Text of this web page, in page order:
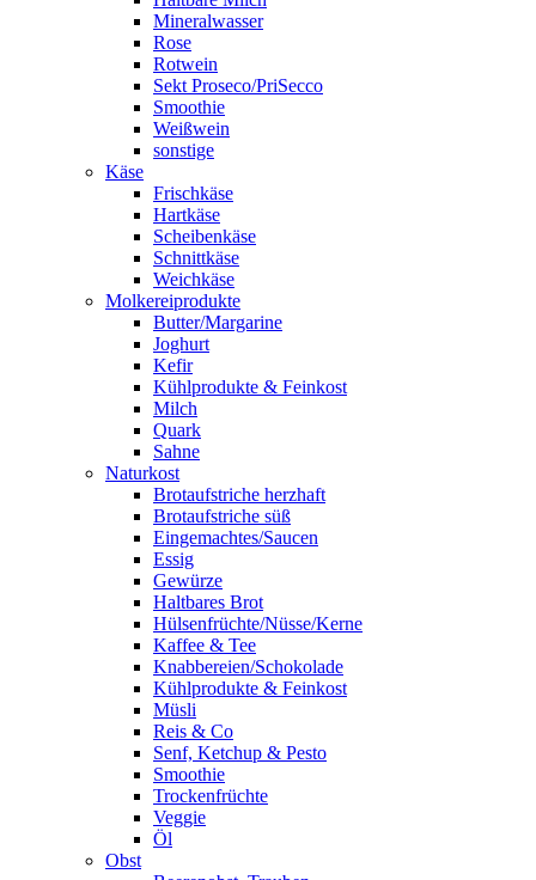
Mineralwasser
Rose
Rotwein
Sekt Proseco/PriSecco
Smoothie
Weißwein
sonstige
Käse
Frischkäse
Hartkäse
Scheibenkäse
Schnittkäse
Weichkäse
Molkereiprodukte
Butter/Margarine
Joghurt
Kefir
Kühlprodukte & Feinkost
Milch
Quark
Sahne
Naturkost
Brotaufstriche herzhaft
Brotaufstriche süß
Eingemachtes/Saucen
Essig
Gewürze
Haltbares Brot
Hülsenfrüchte/Nüsse/Kerne
Kaffee & Tee
Knabbereien/Schokolade
Kühlprodukte & Feinkost
Müsli
Reis & Co
Senf, Ketchup & Pesto
Smoothie
Trockenfrüchte
Veggie
Öl
Obst